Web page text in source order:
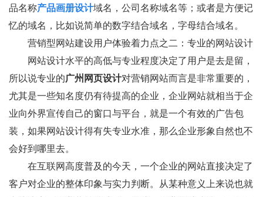
品名称产品画册设计域名，公司名称域名等；或者是方便记
忆的域名，比如说简单的数字结合域名，字母结合域名。
营销型网站建设用户体验着力点之二：专业的网站设计
网站设计水平的高低与专业程度决定了用户是去是留，
所以说专业的广州网页设计对营销网站而言是非常重要的，
尤其是一些知名度仍有待提高的企业，企业网站就相当于企
业向外界宣传自己的窗口与平台，就是一个有效的广告包
装，如果网站设计得有失专业水准，那么企业形象自然也不
会好到哪里去。
在互联网高度普及的今天，一个企业的网站直接决定了
客户对企业的整体印象与实力判断。从某种意义上来说也就